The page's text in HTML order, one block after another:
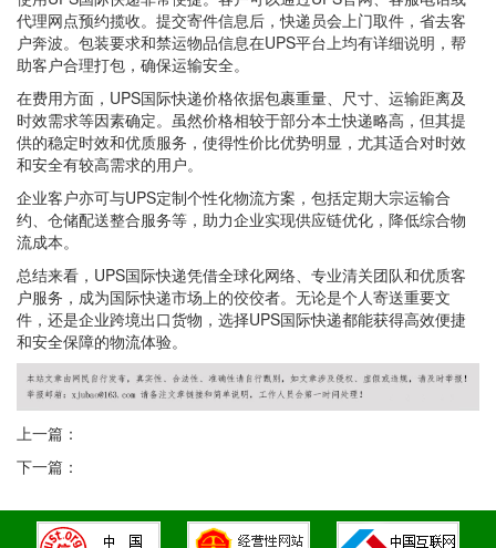
代理网点预约揽收。提交寄件信息后，快递员会上门取件，省去客
户奔波。包装要求和禁运物品信息在UPS平台上均有详细说明，帮
助客户合理打包，确保运输安全。
在费用方面，UPS国际快递价格依据包裹重量、尺寸、运输距离及
时效需求等因素确定。虽然价格相较于部分本土快递略高，但其提
供的稳定时效和优质服务，使得性价比优势明显，尤其适合对时效
和安全有较高需求的用户。
企业客户亦可与UPS定制个性化物流方案，包括定期大宗运输合
约、仓储配送整合服务等，助力企业实现供应链优化，降低综合物
流成本。
总结来看，UPS国际快递凭借全球化网络、专业清关团队和优质客
户服务，成为国际快递市场上的佼佼者。无论是个人寄送重要文
件，还是企业跨境出口货物，选择UPS国际快递都能获得高效便捷
和安全保障的物流体验。
上一篇：
下一篇：